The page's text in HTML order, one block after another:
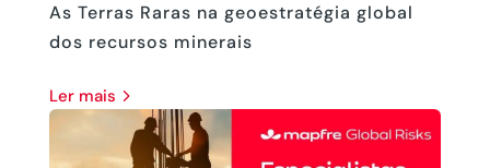
As Terras Raras na geoestratégia global
dos recursos minerais
ler mais